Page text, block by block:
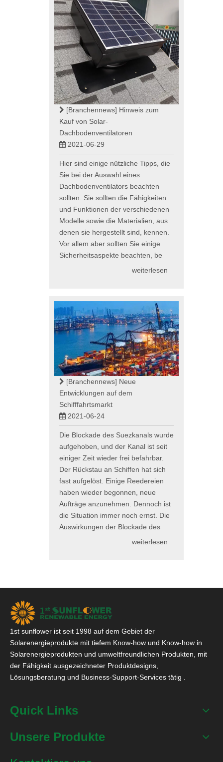
[Branchennews] Hinweis zum
Kauf von Solar-
Dachbodenventilatoren
2021-06-29
Hier sind einige nützliche Tipps, die
Sie bei der Auswahl eines
Dachbodenventilators beachten
sollten. Sie sollten die Fähigkeiten
und Funktionen der verschiedenen
Modelle sowie die Materialien, aus
denen sie hergestellt sind, kennen.
Vor allem aber sollten Sie einige
Sicherheitsaspekte beachten, be
weiterlesen
[Branchennews] Neue
Entwicklungen auf dem
Schifffahrtsmarkt
2021-06-24
Die Blockade des Suezkanals wurde
aufgehoben, und der Kanal ist seit
einiger Zeit wieder frei befahrbar.
Der Rückstau an Schiffen hat sich
fast aufgelöst. Einige Reedereien
haben wieder begonnen, neue
Aufträge anzunehmen. Dennoch ist
die Situation immer noch ernst. Die
Auswirkungen der Blockade des
weiterlesen
1st sunflower ist seit 1998 auf dem Gebiet der
Solarenergieprodukte mit tiefem Know-how und Know-how in
Solarenergieprodukten und umweltfreundlichen Produkten, mit
der Fähigkeit ausgezeichneter Produktdesigns,
Lösungsberatung und Business-Support-Services tätig .
Quick Links
Unsere Produkte